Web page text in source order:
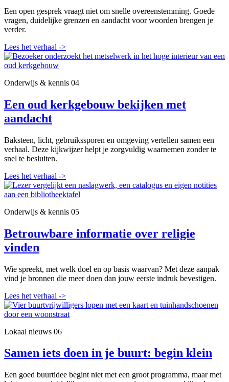
Een open gesprek vraagt niet om snelle overeenstemming. Goede
vragen, duidelijke grenzen en aandacht voor woorden brengen je
verder.
Lees het verhaal ->
Onderwijs & kennis 04
Een oud kerkgebouw bekijken met
aandacht
Baksteen, licht, gebruikssporen en omgeving vertellen samen een
verhaal. Deze kijkwijzer helpt je zorgvuldig waarnemen zonder te
snel te besluiten.
Lees het verhaal ->
Onderwijs & kennis 05
Betrouwbare informatie over religie
vinden
Wie spreekt, met welk doel en op basis waarvan? Met deze aanpak
vind je bronnen die meer doen dan jouw eerste indruk bevestigen.
Lees het verhaal ->
Lokaal nieuws 06
Samen iets doen in je buurt: begin klein
Een goed buurtidee begint niet met een groot programma, maar met